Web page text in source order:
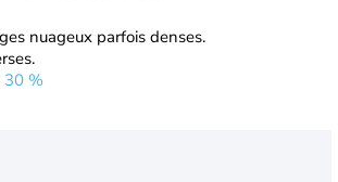
nuageux parfois denses.
30 %